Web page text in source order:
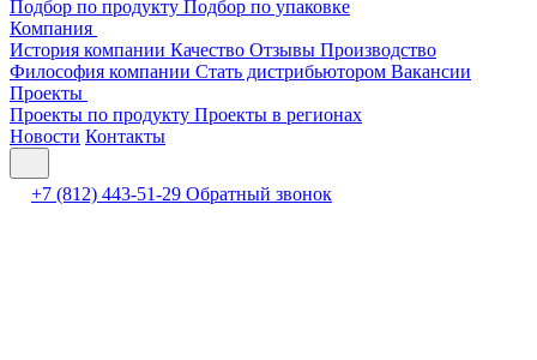
Подбор по продукту Подбор по упаковке
Компания
История компании Качество Отзывы Производство
Философия компании Стать дистрибьютором Вакансии
Проекты
Проекты по продукту Проекты в регионах
Новости Контакты
+7 (812) 443-51-29 Обратный звонок